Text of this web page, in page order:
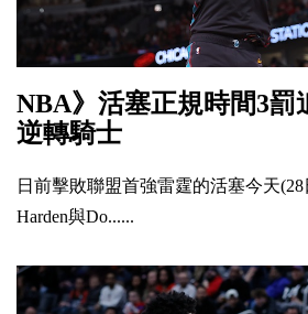
NBA》活塞正規時間3
逆轉騎士
日前擊敗聯盟首強雷霆的活塞今天(28
Harden與Do......